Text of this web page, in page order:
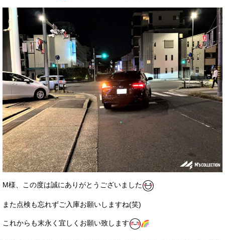
M様、この度は誠にありがとうございました
また点検も忘れずご入庫お願いしますね(笑)
これからも末永く宜しくお願い致します